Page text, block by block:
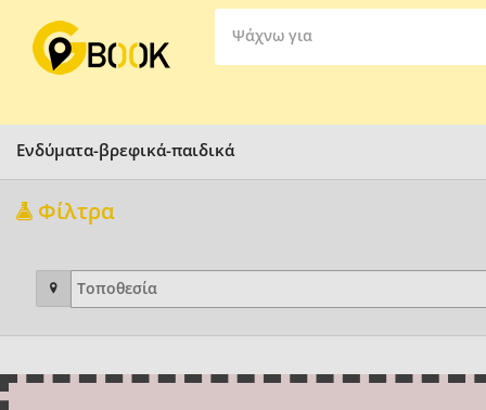
Ψάχνω για
Ενδύματα-βρεφικά-παιδικά
Φίλτρα